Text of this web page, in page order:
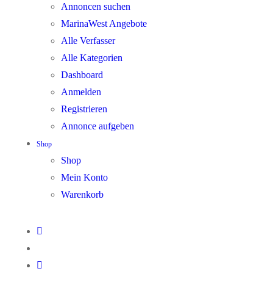
Annoncen suchen
MarinaWest Angebote
Alle Verfasser
Alle Kategorien
Dashboard
Anmelden
Registrieren
Annonce aufgeben
Shop
Shop
Mein Konto
Warenkorb